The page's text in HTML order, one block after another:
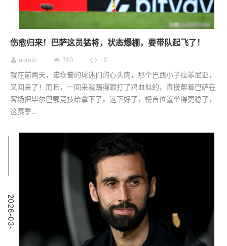
伤愈归来！巴萨这员猛将，状态爆棚，要带队起飞了！
admin 310 0
就在前两天，诺坎普的球迷们的心头肉，那个巴西小子拉菲尼亚，
又回来了！而且，一回来就踢得跟打了鸡血似的，直接帮着巴萨在
客场把毕尔巴鄂竞技给拿下了。这下好了，榜首位置坐得更稳了，
这赛季...
2
0
2
6
-
0
3
-
0